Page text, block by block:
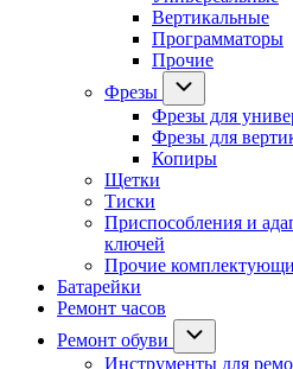
Вертикальные
Программаторы
Прочие
Фрезы
Фрезы для
Фрезы для
Копиры
Щетки
Тиски
Приспособления и
ключей
Прочие
Батарейки
Ремонт часов
Ремонт обуви
Инструменты для